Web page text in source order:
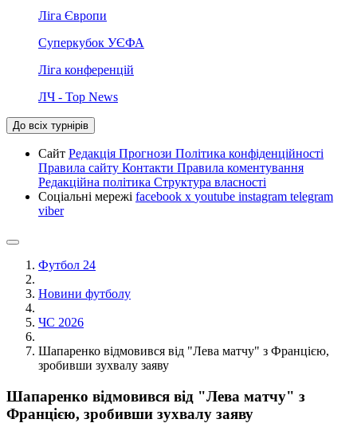
Ліга Європи
Суперкубок УЄФА
Ліга конференцій
ЛЧ - Top News
До всіх турнірів
Сайт Редакція Прогнози Політика конфіденційності
Правила сайту Контакти Правила коментування
Редакційна політика Структура власності
Соціальні мережі facebook x youtube instagram telegram
viber
Футбол 24
Новини футболу
ЧС 2026
Шапаренко відмовився від "Лева матчу" з Францією,
зробивши зухвалу заяву
Шапаренко відмовився від "Лева матчу" з
Францією, зробивши зухвалу заяву